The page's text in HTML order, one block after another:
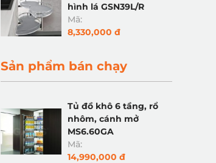
hình lá GSN39L/R
Mã:
8,330,000 đ
Sản phẩm bán chạy
Tủ đồ khô 6 tầng, rổ
nhôm, cánh mở
MS6.60GA
Mã:
14,990,000 đ